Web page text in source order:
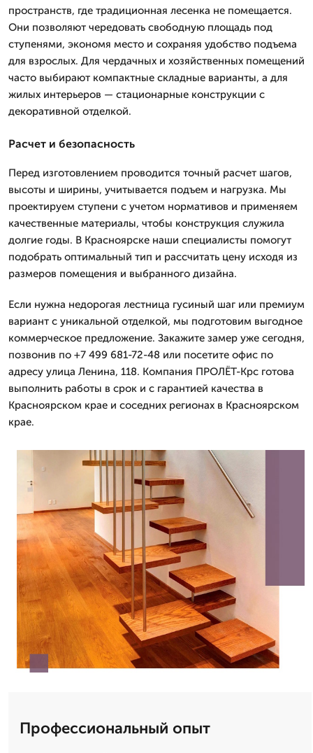
пространств, где традиционная лесенка не помещается.
Они позволяют чередовать свободную площадь под
ступенями, экономя место и сохраняя удобство подъема
для взрослых. Для чердачных и хозяйственных помещений
часто выбирают компактные складные варианты, а для
жилых интерьеров — стационарные конструкции с
декоративной отделкой.
Расчет и безопасность
Перед изготовлением проводится точный расчет шагов,
высоты и ширины, учитывается подъем и нагрузка. Мы
проектируем ступени с учетом нормативов и применяем
качественные материалы, чтобы конструкция служила
долгие годы. В Красноярске наши специалисты помогут
подобрать оптимальный тип и рассчитать цену исходя из
размеров помещения и выбранного дизайна.
Если нужна недорогая лестница гусиный шаг или премиум
вариант с уникальной отделкой, мы подготовим выгодное
коммерческое предложение. Закажите замер уже сегодня,
позвонив по +7 499 681-72-48 или посетите офис по
адресу улица Ленина, 118. Компания ПРОЛЁТ-Крс готова
выполнить работы в срок и с гарантией качества в
Красноярском крае и соседних регионах в Красноярском
крае.
Профессиональный опыт